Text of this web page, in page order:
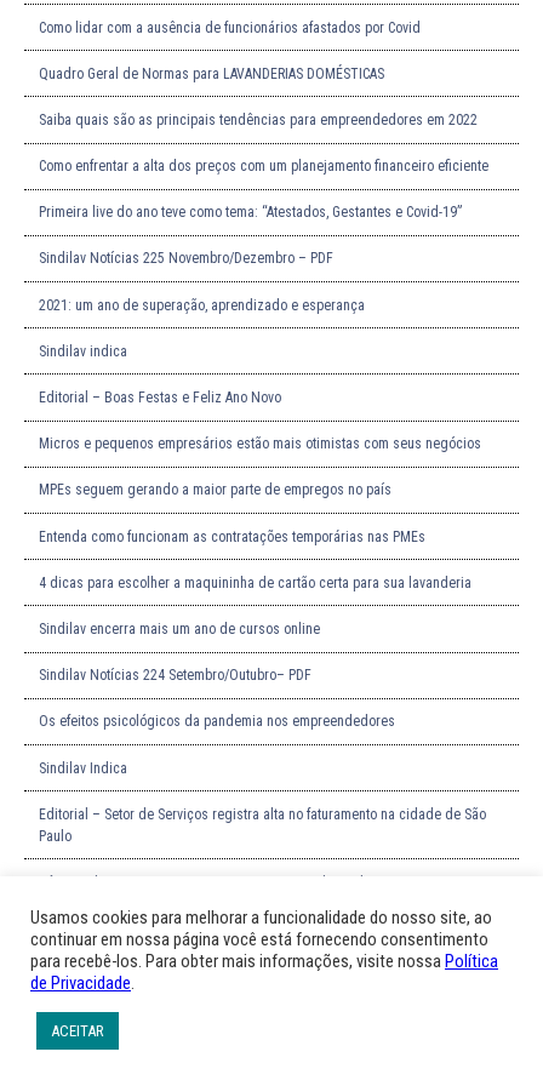
Como lidar com a ausência de funcionários afastados por Covid
Quadro Geral de Normas para LAVANDERIAS DOMÉSTICAS
Saiba quais são as principais tendências para empreendedores em 2022
Como enfrentar a alta dos preços com um planejamento financeiro eficiente
Primeira live do ano teve como tema: “Atestados, Gestantes e Covid-19”
Sindilav Notícias 225 Novembro/Dezembro – PDF
2021: um ano de superação, aprendizado e esperança
Sindilav indica
Editorial – Boas Festas e Feliz Ano Novo
Micros e pequenos empresários estão mais otimistas com seus negócios
MPEs seguem gerando a maior parte de empregos no país
Entenda como funcionam as contratações temporárias nas PMEs
4 dicas para escolher a maquininha de cartão certa para sua lavanderia
Sindilav encerra mais um ano de cursos online
Sindilav Notícias 224 Setembro/Outubro– PDF
Os efeitos psicológicos da pandemia nos empreendedores
Sindilav Indica
Editorial – Setor de Serviços registra alta no faturamento na cidade de São
Paulo
Dia da Pequena empresa: confira 5 curiosidades sobre o empreendedorismo
no Brasil
Como fazer um fluxo de caixa eficiente em sua empresa
Usamos cookies para melhorar a funcionalidade do nosso site, ao
continuar em nossa página você está fornecendo consentimento
para recebê-los. Para obter mais informações, visite nossaPolítica
de Privacidade.
ACEITAR